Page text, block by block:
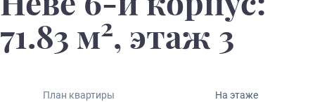
квартир и апартаментов
премиум-класса
71.83 м2, этаж 3
План квартиры На этаже